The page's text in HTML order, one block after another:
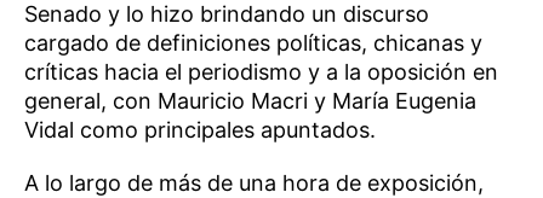
Senado y lo hizo brindando un discurso
cargado de definiciones políticas, chicanas y
críticas hacia el periodismo y a la oposición en
general, con Mauricio Macri y María Eugenia
Vidal como principales apuntados.
A lo largo de más de una hora de exposición,